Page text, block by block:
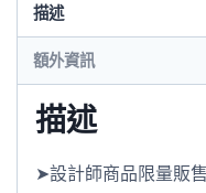
描述
額外資訊
描述
➤設計師商品限量販售